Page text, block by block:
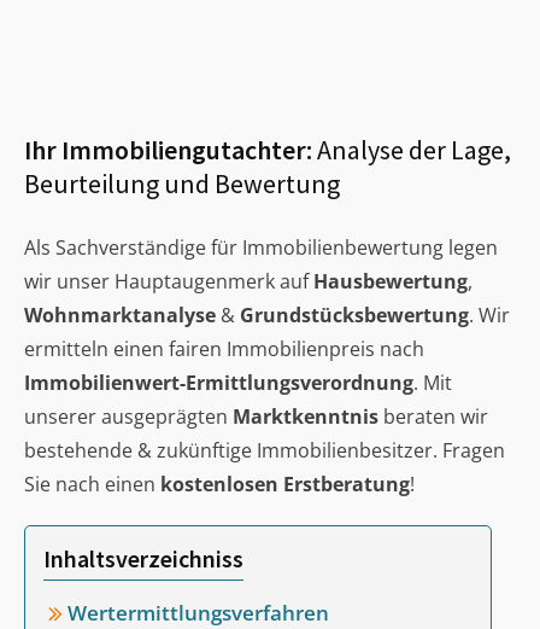
Ihr Immobiliengutachter:Analyse der Lage,
Beurteilung und Bewertung
Als Sachverständige für Immobilienbewertung legen
wir unser Hauptaugenmerk aufHausbewertung,
Wohnmarktanalyse & Grundstücksbewertung. Wir
ermitteln einen fairen Immobilienpreis nach
Immobilienwert-Ermittlungsverordnung. Mit
unserer ausgeprägten Marktkenntnis beraten wir
bestehende & zukünftige Immobilienbesitzer. Fragen
Sie nach einen kostenlosen Erstberatung!
Inhaltsverzeichniss
Wertermittlungsverfahren